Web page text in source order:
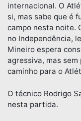
internacional. O
si, mas sabe que é
campo nesta noite.
no Independência,
Mineiro espera
agressiva, mas
caminho para o
O técnico Rodrigo
nesta partida.